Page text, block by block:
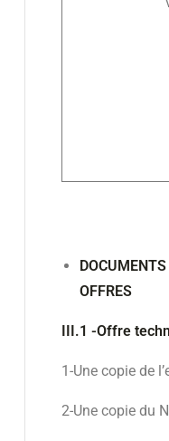
OFFRES
III.1 -Offre
1-Une copie de
2-Une copie du